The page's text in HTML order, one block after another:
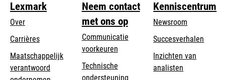
Lexmark
Over
Carrières
Maatschappelijk
verantwoord
Neem contact
met ons op
Communicatie
voorkeuren
Technische
ondersteuningopens
Kenniscentrum
Newsroom
Succesverhalen
Inzichten van
analisten